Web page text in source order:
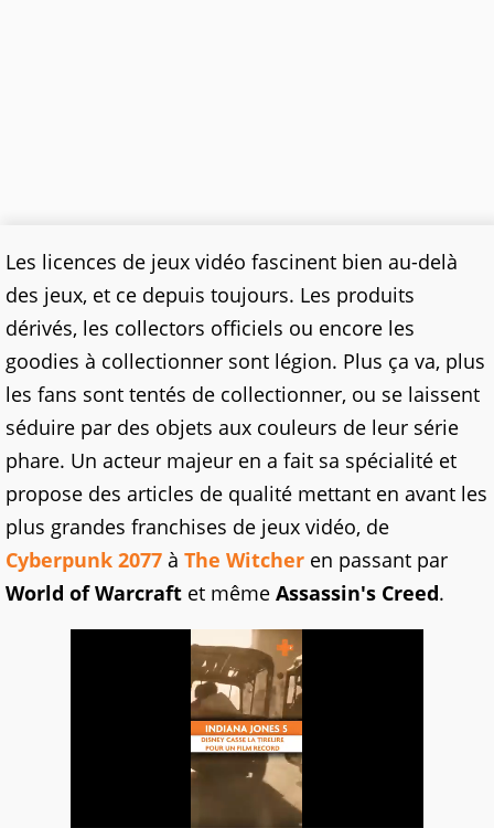
Les licences de jeux vidéo fascinent bien au-delà
des jeux, et ce depuis toujours. Les produits
dérivés, les collectors officiels ou encore les
goodies à collectionner sont légion. Plus ça va, plus
les fans sont tentés de collectionner, ou se laissent
séduire par des objets aux couleurs de leur série
phare. Un acteur majeur en a fait sa spécialité et
propose des articles de qualité mettant en avant les
plus grandes franchises de jeux vidéo, de
Cyberpunk 2077 à The Witcher en passant par
World of Warcraft et même Assassin's Creed.